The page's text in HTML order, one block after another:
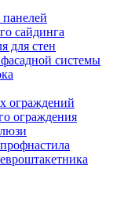
сайдинга
для стен
системы
ограждений
ограждения